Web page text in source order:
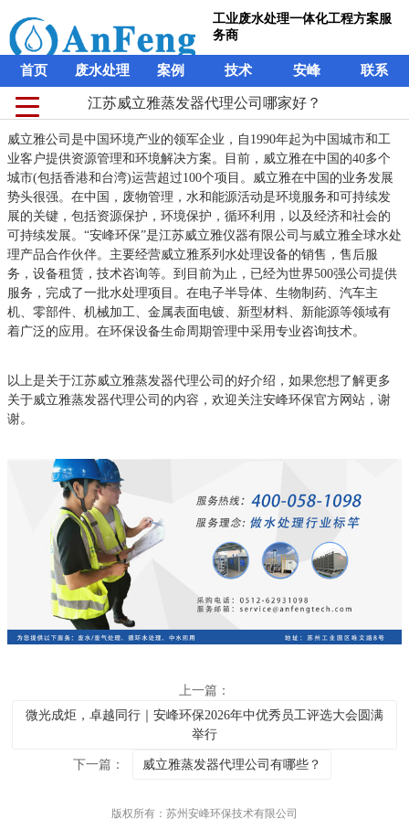
工业废水处理一体化工程方案服
务商
首页 废水处理 案例 技术 安峰 联系
江苏威立雅蒸发器代理公司哪家好？
威立雅公司是中国环境产业的领军企业，自1990年起为中国城市和工
业客户提供资源管理和环境解决方案。目前，威立雅在中国的40多个
城市(包括香港和台湾)运营超过100个项目。威立雅在中国的业务发展
势头很强。在中国，废物管理，水和能源活动是环境服务和可持续发
展的关键，包括资源保护，环境保护，循环利用，以及经济和社会的
可持续发展。“安峰环保”是江苏威立雅仪器有限公司与威立雅全球水处
理产品合作伙伴。主要经营威立雅系列水处理设备的销售，售后服
务，设备租赁，技术咨询等。到目前为止，已经为世界500强公司提供
服务，完成了一批水处理项目。在电子半导体、生物制药、汽车主
机、零部件、机械加工、金属表面电镀、新型材料、新能源等领域有
着广泛的应用。在环保设备生命周期管理中采用专业咨询技术。
以上是关于江苏威立雅蒸发器代理公司的好介绍，如果您想了解更多
关于威立雅蒸发器代理公司的内容，欢迎关注安峰环保官方网站，谢
谢。
上一篇：
微光成炬，卓越同行｜安峰环保2026年中优秀员工评选大会圆满
举行
下一篇： 威立雅蒸发器代理公司有哪些？
版权所有：苏州安峰环保技术有限公司